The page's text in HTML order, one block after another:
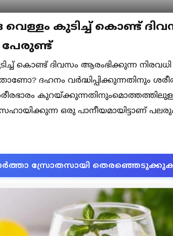
കുടിച്ച് കൊണ്ട്
പേരുണ്ട്
കൊണ്ട് ദിവസം ആരംഭിക്കുന്ന നിരവധി
ദഹനം വർദ്ധിപ്പിക്കുന്നതിനും
ഒരു പാനീയമായിട്ടാണ്
സ്രോതസായി